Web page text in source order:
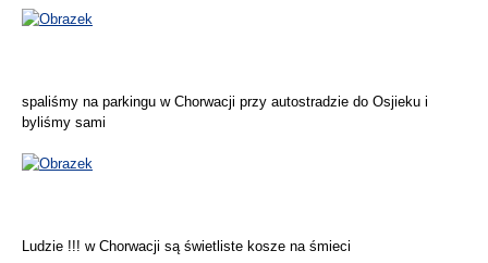
spaliśmy na parkingu w Chorwacji przy autostradzie do Osjieku i
byliśmy sami
Ludzie !!! w Chorwacji są świetliste kosze na śmieci